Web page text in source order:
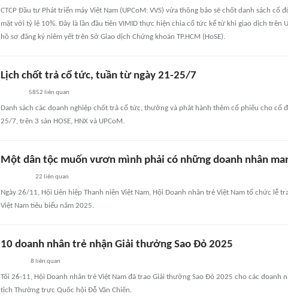
CTCP Đầu tư Phát triển máy Việt Nam (UPCoM: VVS) vừa thông báo sẽ chốt danh sách cổ
mặt với tỷ lệ 10%. Đây là lần đầu tiên VIMID thực hiện chia cổ tức kể từ khi giao dịch trên
hồ sơ đăng ký niêm yết trên Sở Giao dịch Chứng khoán TP.HCM (HoSE).
Lịch chốt trả cổ tức, tuần từ ngày 21-25/7
5852 liên quan
Danh sách các doanh nghiệp chốt trả cổ tức, thưởng và phát hành thêm cổ phiếu cho cổ
25/7, trên 3 sàn HOSE, HNX và UPCoM.
Một dân tộc muốn vươn mình phải có những doanh nhân
22 liên quan
Ngày 26/11, Hội Liên hiệp Thanh niên Việt Nam, Hội Doanh nhân trẻ Việt Nam tổ chức lễ
Việt Nam tiêu biểu năm 2025.
10 doanh nhân trẻ nhận Giải thưởng Sao Đỏ 2025
8 liên quan
Tối 26-11, Hội Doanh nhân trẻ Việt Nam đã trao Giải thưởng Sao Đỏ 2025 cho các doanh
tịch Thường trực Quốc hội Đỗ Văn Chiến.